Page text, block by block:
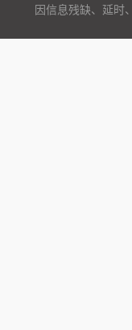
因信息残缺、延时